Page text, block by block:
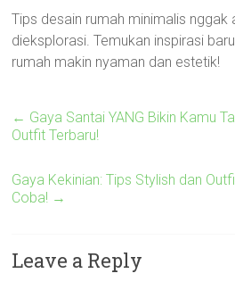
Tips desain rumah minimalis nggak
dieksplorasi. Temukan inspirasi
rumah makin nyaman dan estetik!
← Gaya Santai YANG Bikin Kamu
Outfit Terbaru!
Gaya Kekinian: Tips Stylish dan
Coba! →
Leave a Reply